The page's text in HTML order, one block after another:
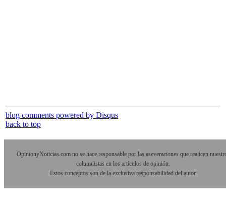
blog comments powered by Disqus
back to top
OpinionyNoticias.com no se hace responsable por las aseveraciones que realicen
columnistas en los artículos de opinión.
Estos conceptos son de la exclusiva responsabilidad del autor.